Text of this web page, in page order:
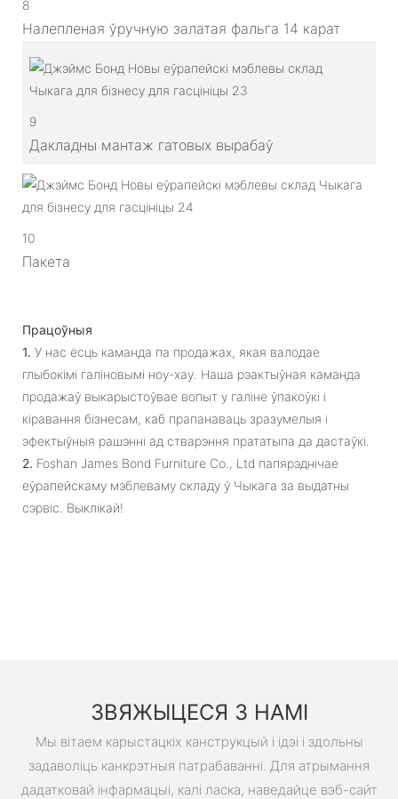
8
Налепленая ўручную залатая фальга 14 карат
9
Дакладны мантаж гатовых вырабаў
10
Пакета
Працоўныя
1. У нас ёсць каманда па продажах, якая валодае
глыбокімі галіновымі ноу-хау. Наша рэактыўная каманда
продажаў выкарыстоўвае вопыт у галіне ўпакоўкі і
кіравання бізнесам, каб прапанаваць зразумелыя і
эфектыўныя рашэнні ад стварэння прататыпа да дастаўкі.
2. Foshan James Bond Furniture Co., Ltd папярэднічае
еўрапейскаму мэблеваму складу ў Чыкага за выдатны
сэрвіс. Выклікай!
ЗВЯЖЫЦЕСЯ З НАМІ
Мы вітаем карыстацкіх канструкцый і ідэі і здольны
задаволіць канкрэтныя патрабаванні. Для атрымання
дадатковай інфармацыі, калі ласка, наведайце вэб-сайт